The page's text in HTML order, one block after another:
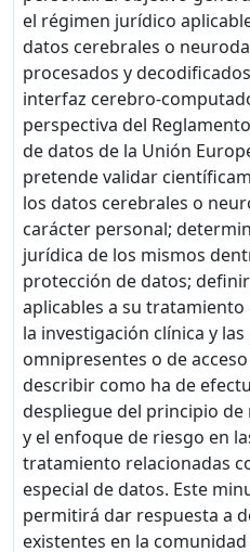
el régimen jurídico
datos cerebrales o
procesados y
interfaz cerebro-
perspectiva del
de datos de la Unión
pretende validar
los datos cerebrales o
carácter personal;
jurídica de los mismos
protección de datos;
aplicables a su
la investigación clínica y
omnipresentes o de
describir como ha de
despliegue del principio
y el enfoque de riesgo en
tratamiento relacionadas
especial de datos. Este
permitirá dar respuesta a
existentes en la